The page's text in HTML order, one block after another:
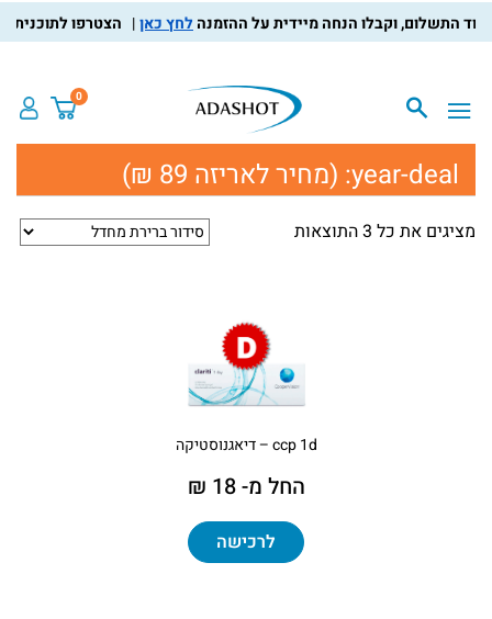
לחץ כאן הצטרפו לתוכנית
0
year-deal: (מחיר לאריזה 89 ₪)
מציגים את כל ⁦3⁩ התוצאות
ccp 1d – דיאגנוסטיקה
החל מ- 18 ₪
לרכישה